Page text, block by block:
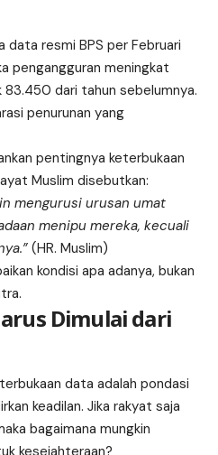
data resmi BPS per Februari
pengangguran meningkat
83.450 dari tahun sebelumnya.
penurunan yang
pentingnya keterbukaan
Muslim disebutkan:
mengurusi urusan umat
menipu mereka, kecuali
(HR. Muslim)
kondisi apa adanya, bukan
Dimulai dari
data adalah pondasi
keadilan. Jika rakyat saja
bagaimana mungkin
kesejahteraan?